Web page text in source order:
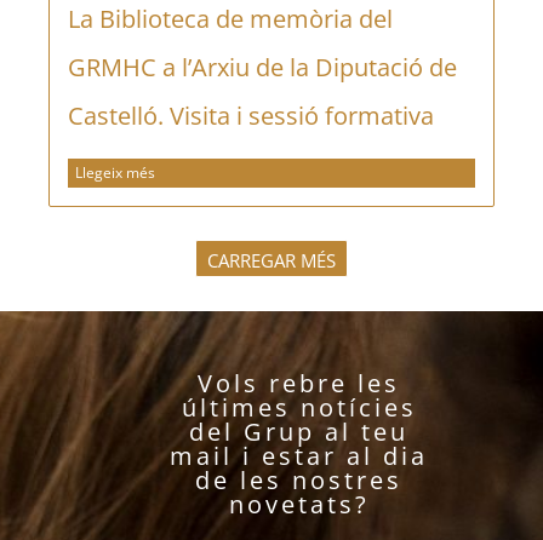
La Biblioteca de memòria del
GRMHC a l’Arxiu de la Diputació de
Castelló. Visita i sessió formativa
Llegeix més
CARREGAR MÉS
Vols rebre les
últimes notícies
del Grup al teu
mail i estar al dia
de les nostres
novetats?